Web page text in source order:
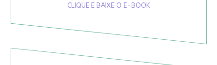
CLIQUE E BAIXE O E-BOOK